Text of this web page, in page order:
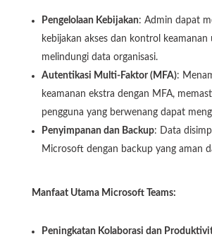
Pengelolaan Kebijakan: Admin dapat
kebijakan akses dan kontrol keamanan
melindungi data organisasi.
Autentikasi Multi-Faktor (MFA):
keamanan ekstra dengan MFA,
pengguna yang berwenang dapat
Penyimpanan dan Backup: Data
Microsoft dengan backup yang aman
Manfaat Utama Microsoft Teams:
Peningkatan Kolaborasi dan